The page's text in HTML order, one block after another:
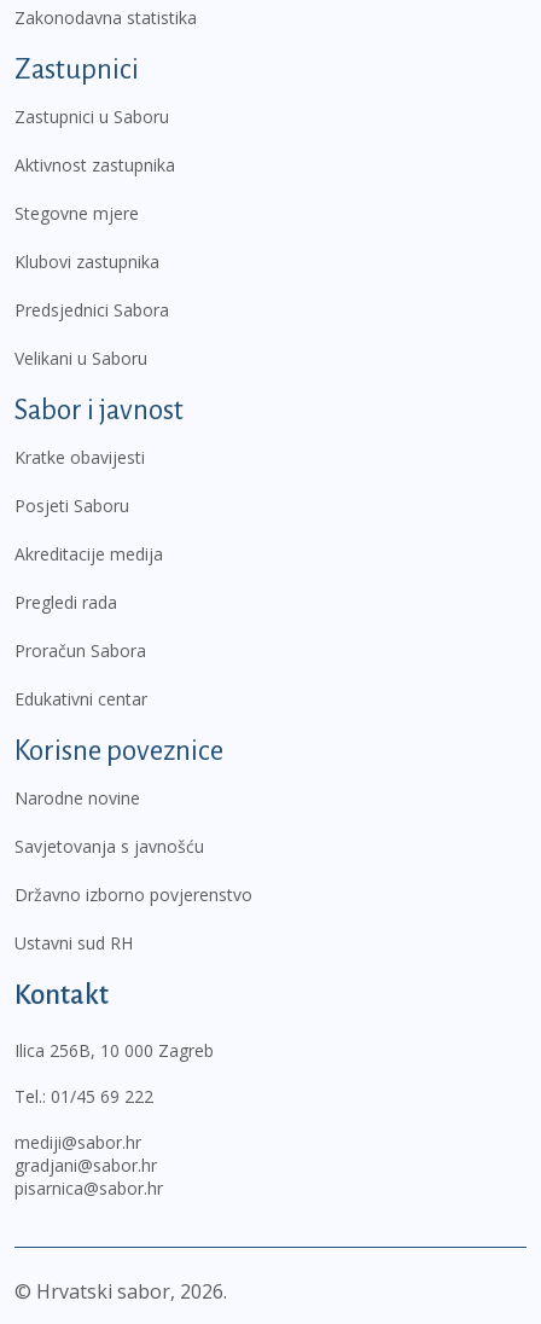
Zakonodavna statistika
Zastupnici
Zastupnici u Saboru
Aktivnost zastupnika
Stegovne mjere
Klubovi zastupnika
Predsjednici Sabora
Velikani u Saboru
Sabor i javnost
Kratke obavijesti
Posjeti Saboru
Akreditacije medija
Pregledi rada
Proračun Sabora
Edukativni centar
Korisne poveznice
Narodne novine
Savjetovanja s javnošću
Državno izborno povjerenstvo
Ustavni sud RH
Kontakt
Ilica 256B, 10 000 Zagreb
Tel.: 01/45 69 222
mediji@sabor.hr
gradjani@sabor.hr
pisarnica@sabor.hr
© Hrvatski sabor, 2026